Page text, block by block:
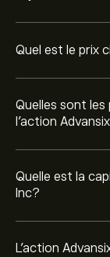
Quel est le prix
Quelles sont
l'action
Quelle est la
Inc?
L’action